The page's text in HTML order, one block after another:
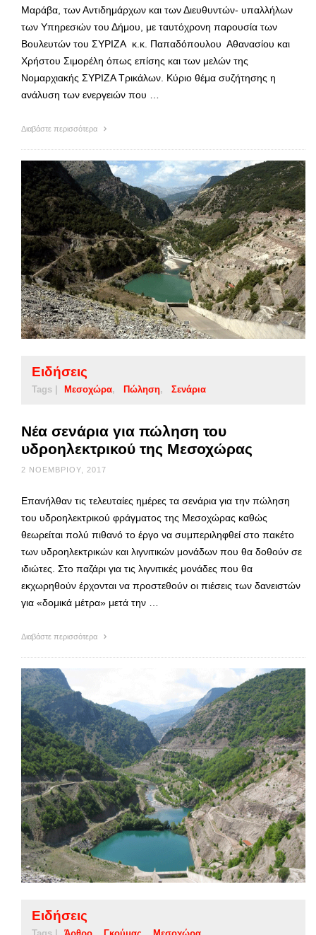
Μαράβα, των Αντιδημάρχων και των Διευθυντών- υπαλλήλων
των Υπηρεσιών του Δήμου, με ταυτόχρονη παρουσία των
Βουλευτών του ΣΥΡΙΖΑ κ.κ. Παπαδόπουλου Αθανασίου και
Χρήστου Σιμορέλη όπως επίσης και των μελών της
Νομαρχιακής ΣΥΡΙΖΑ Τρικάλων. Κύριο θέμα συζήτησης η
ανάλυση των ενεργειών που …
Διαβάστε περισσότερα
Ειδήσεις
Tags | Μεσοχώρα Πώληση Σενάρια
Νέα σενάρια για πώληση του
υδροηλεκτρικού της Μεσοχώρας
2 ΝΟΕΜΒΡΊΟΥ, 2017
Επανήλθαν τις τελευταίες ημέρες τα σενάρια για την πώληση
του υδροηλεκτρικού φράγματος της Μεσοχώρας καθώς
θεωρείται πολύ πιθανό το έργο να συμπεριληφθεί στο πακέτο
των υδροηλεκτρικών και λιγνιτικών μονάδων που θα δοθούν σε
ιδιώτες. Στο παζάρι για τις λιγνιτικές μονάδες που θα
εκχωρηθούν έρχονται να προστεθούν οι πιέσεις των δανειστών
για «δομικά μέτρα» μετά την …
Διαβάστε περισσότερα
Ειδήσεις